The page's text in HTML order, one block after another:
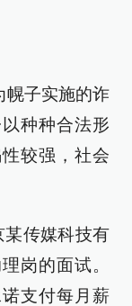
幌子实施的诈
种种合法形
较强，社会
某传媒科技有
岗的面试。
支付每月薪